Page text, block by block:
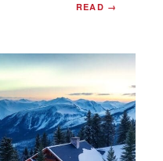
READ →